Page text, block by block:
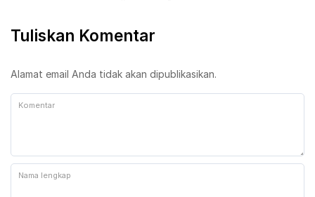
Tuliskan Komentar
Alamat email Anda tidak akan dipublikasikan.
Komentar
Nama lengkap